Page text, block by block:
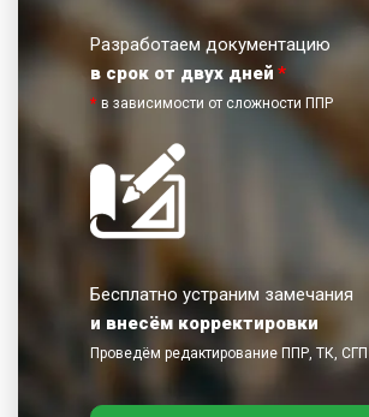
Разработаем документацию
в срок от двух дней *
* в зависимости от сложности ППР
Бесплатно устраним замечания
и внесём корректировки
Проведём редактирование ППР, ТК, СГП